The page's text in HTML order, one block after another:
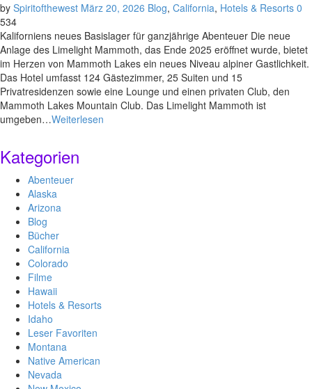
by Spiritofthewest März 20, 2026 Blog, California, Hotels & Resorts 0
534
Kaliforniens neues Basislager für ganzjährige Abenteuer Die neue
Anlage des Limelight Mammoth, das Ende 2025 eröffnet wurde, bietet
im Herzen von Mammoth Lakes ein neues Niveau alpiner Gastlichkeit.
Das Hotel umfasst 124 Gästezimmer, 25 Suiten und 15
Privatresidenzen sowie eine Lounge und einen privaten Club, den
Mammoth Lakes Mountain Club. Das Limelight Mammoth ist
umgeben…Weiterlesen
Kategorien
Abenteuer
Alaska
Arizona
Blog
Bücher
California
Colorado
Filme
Hawaii
Hotels & Resorts
Idaho
Leser Favoriten
Montana
Native American
Nevada